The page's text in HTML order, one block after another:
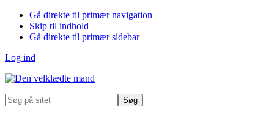
Gå direkte til primær navigation
Skip til indhold
Gå direkte til primær sidebar
Log ind
Søg
på